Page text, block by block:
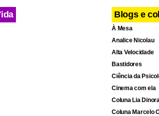
Blogs e
À Mesa
Analice Nicolau
Alta Velocidade
Bastidores
Ciência da
Cinema com ela
Coluna Lia
Coluna Marcelo